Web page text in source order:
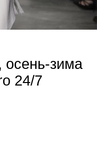
осень-зима
24/7